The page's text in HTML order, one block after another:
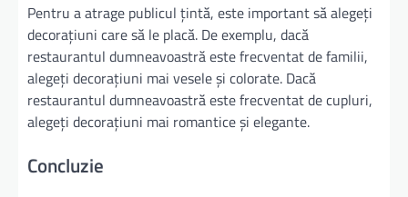
Pentru a atrage publicul țintă, este important să alegeți
decorațiuni care să le placă. De exemplu, dacă
restaurantul dumneavoastră este frecventat de familii,
alegeți decorațiuni mai vesele și colorate. Dacă
restaurantul dumneavoastră este frecventat de cupluri,
alegeți decorațiuni mai romantice și elegante.
Concluzie